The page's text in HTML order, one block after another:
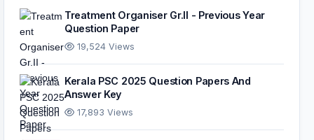
Treatment Organiser Gr.II - Previous Year
Question Paper
19,524 Views
Kerala PSC 2025 Question Papers And
Answer Key
17,893 Views